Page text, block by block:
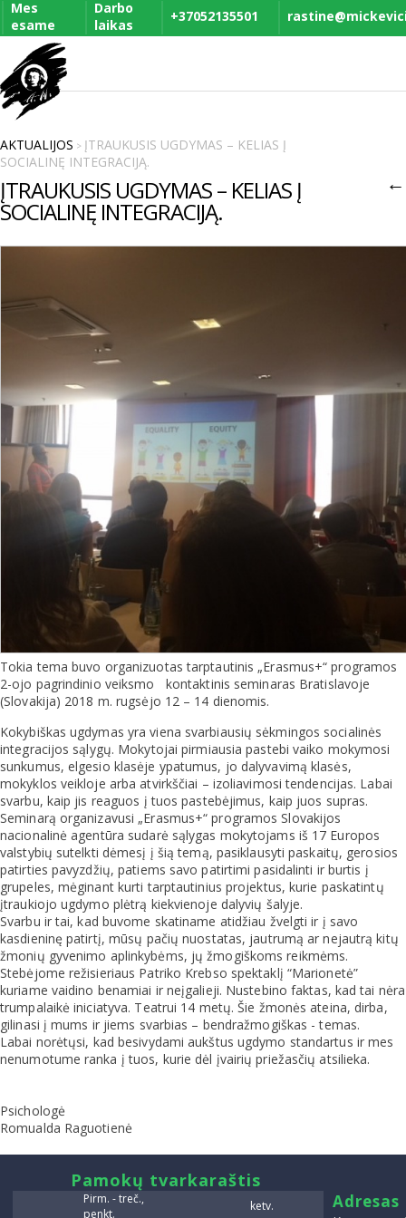
Mes
esame
Darbo
laikas
+37052135501
AKTUALIJOS > ĮTRAUKUSIS UGDYMAS – KELIAS Į
SOCIALINĘ INTEGRACIJĄ.
ĮTRAUKUSIS UGDYMAS – KELIAS Į
SOCIALINĘ INTEGRACIJĄ.
←
Tokia tema buvo organizuotas tarptautinis „Erasmus+“ programos
2-ojo pagrindinio veiksmo kontaktinis seminaras Bratislavoje
(Slovakija) 2018 m. rugsėjo 12 – 14 dienomis.
Kokybiškas ugdymas yra viena svarbiausių sėkmingos socialinės
integracijos sąlygų. Mokytojai pirmiausia pastebi vaiko mokymosi
sunkumus, elgesio klasėje ypatumus, jo dalyvavimą klasės,
mokyklos veikloje arba atvirkščiai – izoliavimosi tendencijas. Labai
svarbu, kaip jis reaguos į tuos pastebėjimus, kaip juos supras.
Seminarą organizavusi „Erasmus+“ programos Slovakijos
nacionalinė agentūra sudarė sąlygas mokytojams iš 17 Europos
valstybių sutelkti dėmesį į šią temą, pasiklausyti paskaitų, gerosios
patirties pavyzdžių, patiems savo patirtimi pasidalinti ir burtis į
grupeles, mėginant kurti tarptautinius projektus, kurie paskatintų
įtraukiojo ugdymo plėtrą kiekvienoje dalyvių šalyje.
Svarbu ir tai, kad buvome skatiname atidžiau žvelgti ir į savo
kasdieninę patirtį, mūsų pačių nuostatas, jautrumą ar nejautrą kitų
žmonių gyvenimo aplinkybėms, jų žmogiškoms reikmėms.
Stebėjome režisieriaus Patriko Krebso spektaklį “Marionetė”
kuriame vaidino benamiai ir neįgalieji. Nustebino faktas, kad tai nėra
trumpalaikė iniciatyva. Teatrui 14 metų. Šie žmonės ateina, dirba,
gilinasi į mums ir jiems svarbias – bendražmogiškas - temas.
Labai norėtųsi, kad besivydami aukštus ugdymo standartus ir mes
nenumotume ranka į tuos, kurie dėl įvairių priežasčių atsilieka.
Psichologė
Romualda Raguotienė
Pamokų tvarkaraštis
Pirm. - treč.,
penkt.
ketv. Adresas